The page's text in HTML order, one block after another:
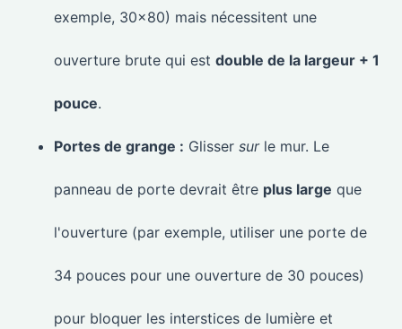
exemple, 30×80) mais nécessitent une
ouverture brute qui est double de la largeur + 1
pouce.
Portes de grange : Glisser surle mur. Le
panneau de porte devrait être plus large que
l'ouverture (par exemple, utiliser une porte de
34 pouces pour une ouverture de 30 pouces)
pour bloquer les interstices de lumière et